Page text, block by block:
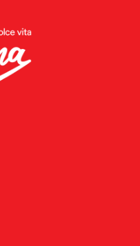
profile page
profile page
profile page